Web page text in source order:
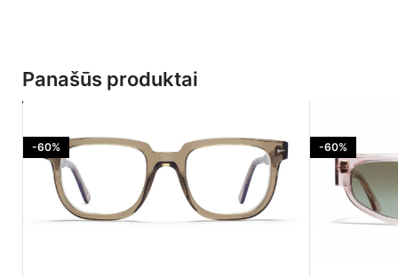
Panašūs produktai
-60% -60%